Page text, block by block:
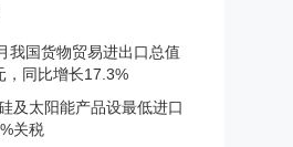
我国货物贸易进出口总值
，同比增长17.3%
及太阳能产品设最低进口
关税